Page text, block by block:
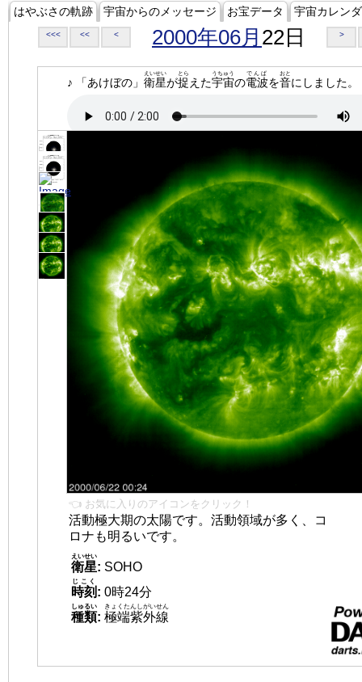
はやぶさの軌跡 宇宙からのメッセージ お宝データ 宇宙カレン
<<< << < 2000年06月 22日 >
♪ 「あけぼの」 衛星
えいせい
が捉
とら
えた宇宙
うちゅう
の電波
でんぱ
を音
おと
にしました。
👈 お気に入りのアイコンをクリック！
活動極大期の太陽です。活動領域が多く、コ
ロナも明るいです。
衛星
えいせい
: SOHO
時刻
じこく
: 0時24分
種類
しゅるい
: 極端紫外線
きょくたんしがいせん